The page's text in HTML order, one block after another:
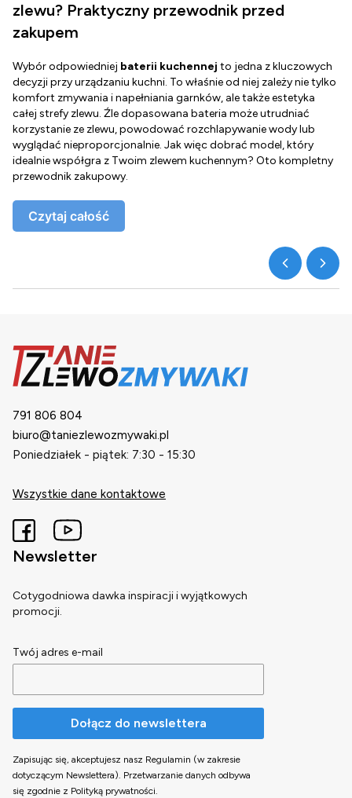
zlewu? Praktyczny przewodnik przed
zakupem
Wybór odpowiedniej baterii kuchennej to jedna z kluczowych
decyzji przy urządzaniu kuchni. To właśnie od niej zależy nie tylko
komfort zmywania i napełniania garnków, ale także estetyka
całej strefy zlewu. Źle dopasowana bateria może utrudniać
korzystanie ze zlewu, powodować rozchlapywanie wody lub
wyglądać nieproporcjonalnie. Jak więc dobrać model, który
idealnie współgra z Twoim zlewem kuchennym? Oto kompletny
przewodnik zakupowy.
Czytaj całość
791 806 804
biuro@taniezlewozmywaki.pl
Poniedziałek - piątek: 7:30 - 15:30
Wszystkie dane kontaktowe
Newsletter
Cotygodniowa dawka inspiracji i wyjątkowych
promocji.
Twój adres e-mail
Dołącz do newslettera
Zapisując się, akceptujesz nasz Regulamin (w zakresie
dotyczącym Newslettera). Przetwarzanie danych odbywa
się zgodnie z Polityką prywatności.